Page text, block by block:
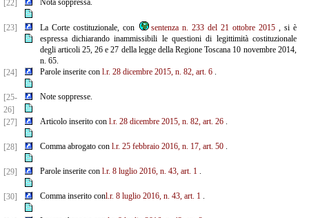
[22] Nota soppressa.
[23] La Corte costituzionale, con sentenza n. 233 del 21 ottobre 2015, si è
espressa dichiarando inammissibili le questioni di legittimità costituzionale
degli articoli 25, 26 e 27 della legge della Regione Toscana 10 novembre 2014,
n. 65.
[24]
Parole inserite con l.r. 28 dicembre 2015, n. 82, art. 6.
[25-
26]
Note soppresse.
[27] Articolo inserito con l.r. 28 dicembre 2015, n. 82, art. 26.
[28] Comma abrogato con l.r. 25 febbraio 2016, n. 17, art. 50.
[29] Parole inserite con l.r. 8 luglio 2016, n. 43, art. 1.
[30] Comma inserito conl.r. 8 luglio 2016, n. 43, art. 1.